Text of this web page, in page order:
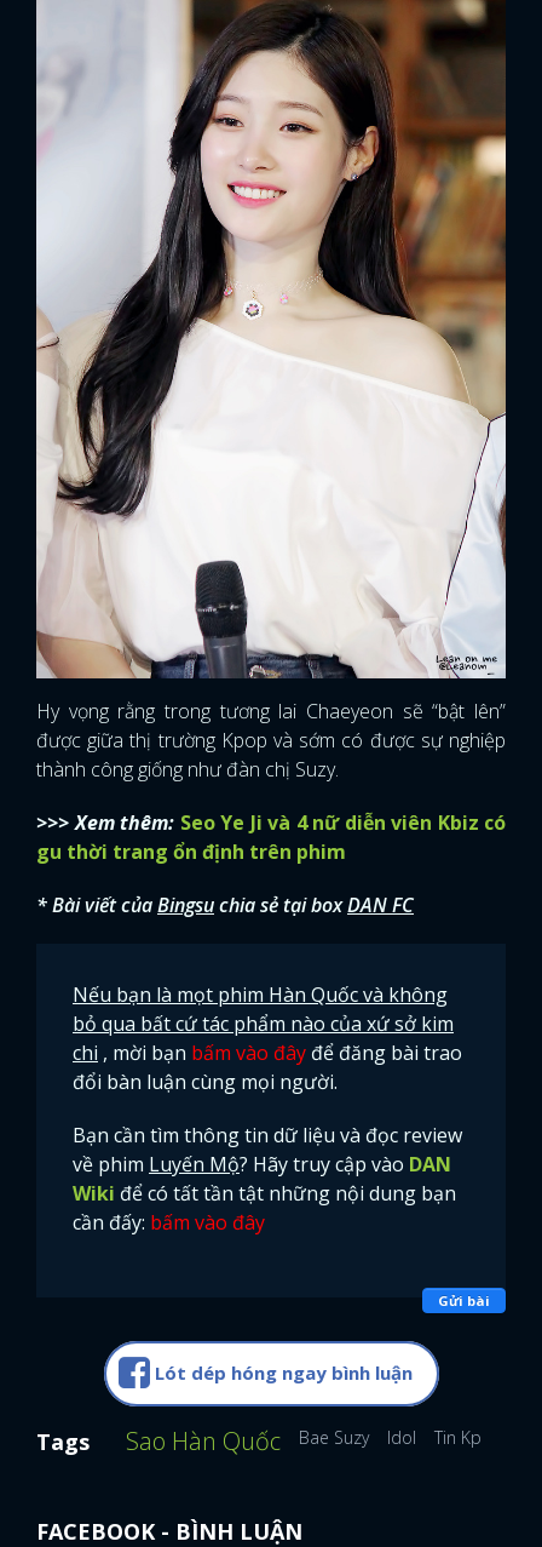
ĐĂNG NHẬP
Hy vọng rằng trong tương lai Chaeyeon sẽ “bật lên”
được giữa thị trường Kpop và sớm có được sự nghiệp
thành công giống như đàn chị Suzy.
>>> Xem thêm: Seo Ye Ji và 4 nữ diễn viên Kbiz có
gu thời trang ổn định trên phim
* Bài viết củaBingsuchia sẻ tại boxDAN FC
Nếu bạn là mọt phim Hàn Quốc và không
bỏ qua bất cứ tác phẩm nào của xứ sở kim
chi , mời bạn bấm vào đây để đăng bài trao
đổi bàn luận cùng mọi người.
Bạn cần tìm thông tin dữ liệu và đọc review
về phim Luyến Mộ? Hãy truy cập vào DAN
Wiki để có tất tần tật những nội dung bạn
cần đấy: bấm vào đây
Gửi bài
Lót dép hóng ngay bình luận
Tags Sao Hàn Quốc Bae Suzy Idol Tin Kpop
FACEBOOK - BÌNH LUẬN